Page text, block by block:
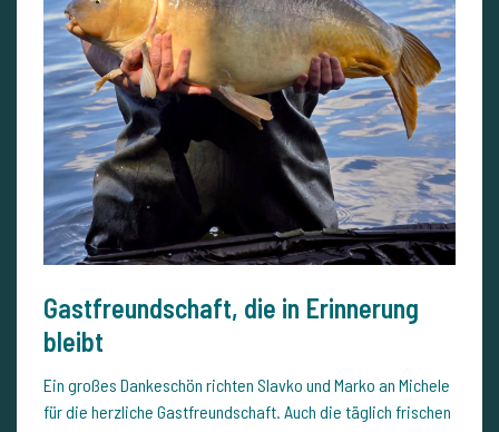
Gastfreundschaft, die in Erinnerung
bleibt
Ein großes Dankeschön richten Slavko und Marko an Michele
für die herzliche Gastfreundschaft. Auch die täglich frischen